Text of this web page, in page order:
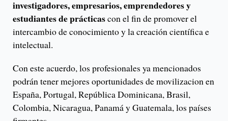
investigadores, empresarios, emprendedores y
estudiantes de prácticascon el fin de promover el
intercambio de conocimiento y la creación científica e
intelectual.
Con este acuerdo, los profesionales ya mencionados
podrán tener mejores oportunidades de movilizacion en
España, Portugal, República Dominicana, Brasil,
Colombia, Nicaragua, Panamá y Guatemala, los países